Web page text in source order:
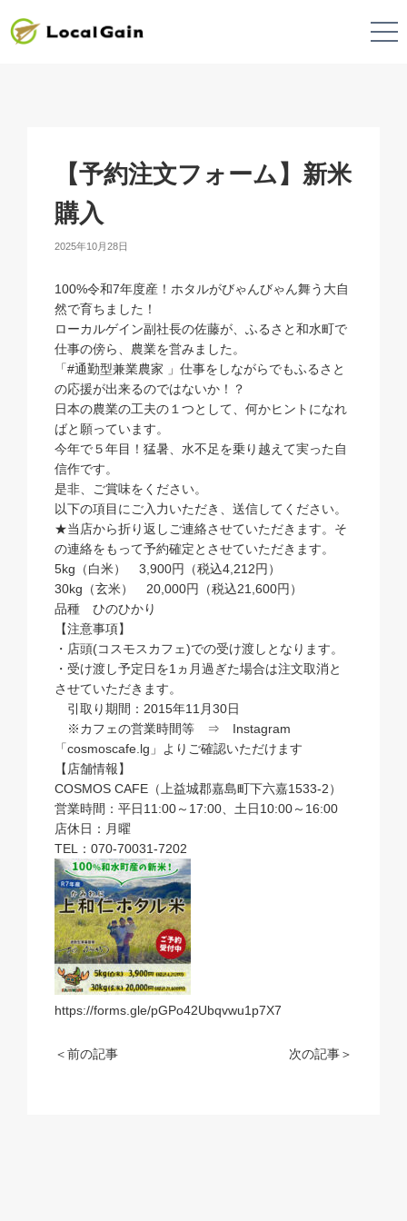
【予約注文フォーム】新米
購入
2025年10月28日
100%令和7年度産！ホタルがびゃんびゃん舞う大自
然で育ちました！
ローカルゲイン副社長の佐藤が、ふるさと和水町で
仕事の傍ら、農業を営みました。
「#通勤型兼業農家 」仕事をしながらでもふるさと
の応援が出来るのではないか！？
日本の農業の工夫の１つとして、何かヒントになれ
ばと願っています。
今年で５年目！猛暑、水不足を乗り越えて実った自
信作です。
是非、ご賞味をください。
以下の項目にご入力いただき、送信してください。
★当店から折り返しご連絡させていただきます。そ
の連絡をもって予約確定とさせていただきます。
5kg（白米） 3,900円（税込4,212円）
30kg（玄米） 20,000円（税込21,600円）
品種 ひのひかり
【注意事項】
・店頭(コスモスカフェ)での受け渡しとなります。
・受け渡し予定日を1ヵ月過ぎた場合は注文取消と
させていただきます。
引取り期間：2015年11月30日
※カフェの営業時間等 ⇒ Instagram
「cosmoscafe.lg」よりご確認いただけます
【店舗情報】
COSMOS CAFE（上益城郡嘉島町下六嘉1533-2）
営業時間：平日11:00～17:00、土日10:00～16:00
店休日：月曜
TEL：070-70031-7202
https://forms.gle/pGPo42Ubqvwu1p7X7
＜前の記事 次の記事＞